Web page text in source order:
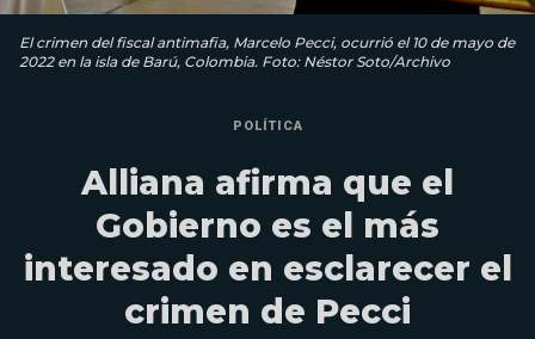
El crimen del fiscal antimafia, Marcelo Pecci, ocurrió el 10 de mayo de
2022 en la isla de Barú, Colombia. Foto: Néstor Soto/Archivo
POLÍTICA
Alliana afirma que el
Gobierno es el más
interesado en esclarecer el
crimen de Pecci